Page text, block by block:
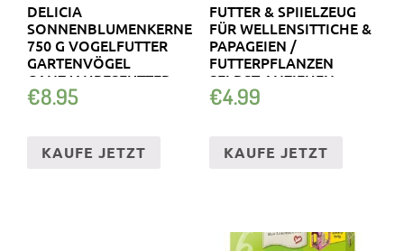
DELICIA
SONNENBLUMENKERNE
750 G VOGELFUTTER
GARTENVÖGEL
GANZJAHRESFUTTER
€8.95
KAUFE JETZT
FUTTER & SPIIELZEUG
FÜR WELLENSITTICHE &
PAPAGEIEN /
FUTTERPFLANZEN
SELBST ANZIEHEN
€4.99
KAUFE JETZT